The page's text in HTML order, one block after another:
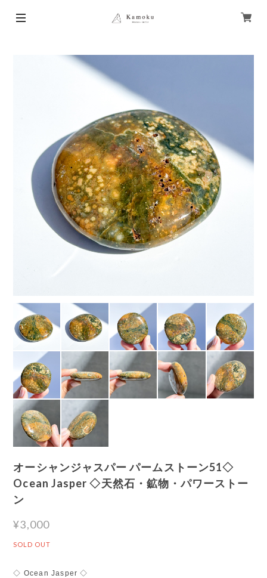
オーシャンジャスパー パームストーン51◇
Ocean Jasper ◇天然石・鉱物・パワーストー
ン
¥3,000
SOLD OUT
◇ Ocean Jasper ◇